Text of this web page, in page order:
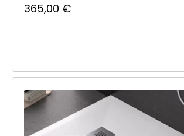
365,00 €